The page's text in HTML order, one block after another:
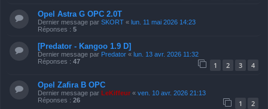
Opel Astra G OPC 2.0T
Dernier message par SKORT « lun. 11 mai 2026 14:23
Réponses : 5
[Predator - Kangoo 1.9 D]
Dernier message par Predator « lun. 13 avr. 2026 11:32
Réponses : 47 1 2 3 4
Opel Zafira B OPC
Dernier message par LeKiffeur « ven. 10 avr. 2026 21:13
Réponses : 26 1 2